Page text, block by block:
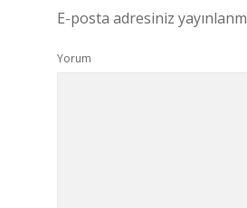
E-posta adresiniz
Yorum